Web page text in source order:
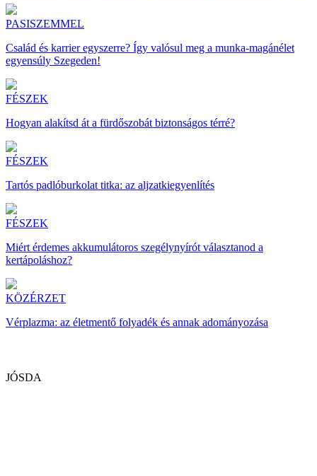
PASISZEMMEL
Család és karrier egyszerre? Így valósul meg a munka-magánélet
egyensúly Szegeden!
FÉSZEK
Hogyan alakítsd át a fürdőszobát biztonságos térré?
FÉSZEK
Tartós padlóburkolat titka: az aljzatkiegyenlítés
FÉSZEK
Miért érdemes akkumulátoros szegélynyírót választanod a
kertápoláshoz?
KÖZÉRZET
Vérplazma: az életmentő folyadék és annak adományozása
JÓSDA